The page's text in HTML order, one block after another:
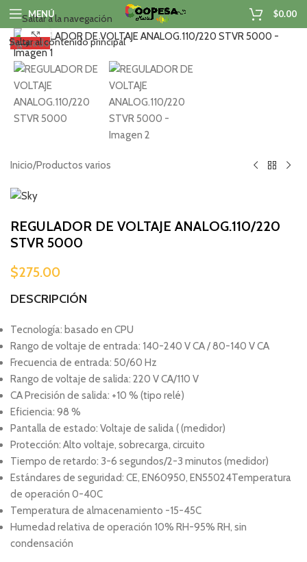
Saltar a la navegación
Saltar al contenido principal
MENÚ $0.00
Agotado
Haga clic para ampliar
Inicio/Productos varios
REGULADOR DE VOLTAJE ANALOG.110/220
STVR 5000
$275.00
DESCRIPCIÓN
Tecnología: basado en CPU
Rango de voltaje de entrada: 140-240 V CA / 80-140 V CA
Frecuencia de entrada: 50/60 Hz
Rango de voltaje de salida: 220 V CA/110 V
CA Precisión de salida: +10 % (tipo relé)
Eficiencia: 98 %
Pantalla de estado: Voltaje de salida ( (medidor)
Protección: Alto voltaje, sobrecarga, circuito
Tiempo de retardo: 3-6 segundos/2-3 minutos (medidor)
Estándares de seguridad: CE, EN60950, EN55024Temperatura
de operación 0-40C
Temperatura de almacenamiento -15-45C
Humedad relativa de operación 10% RH-95% RH, sin
condensación